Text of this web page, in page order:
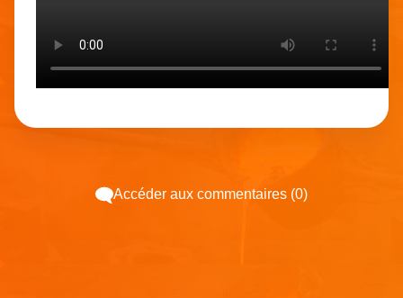
Accéder aux commentaires (0)